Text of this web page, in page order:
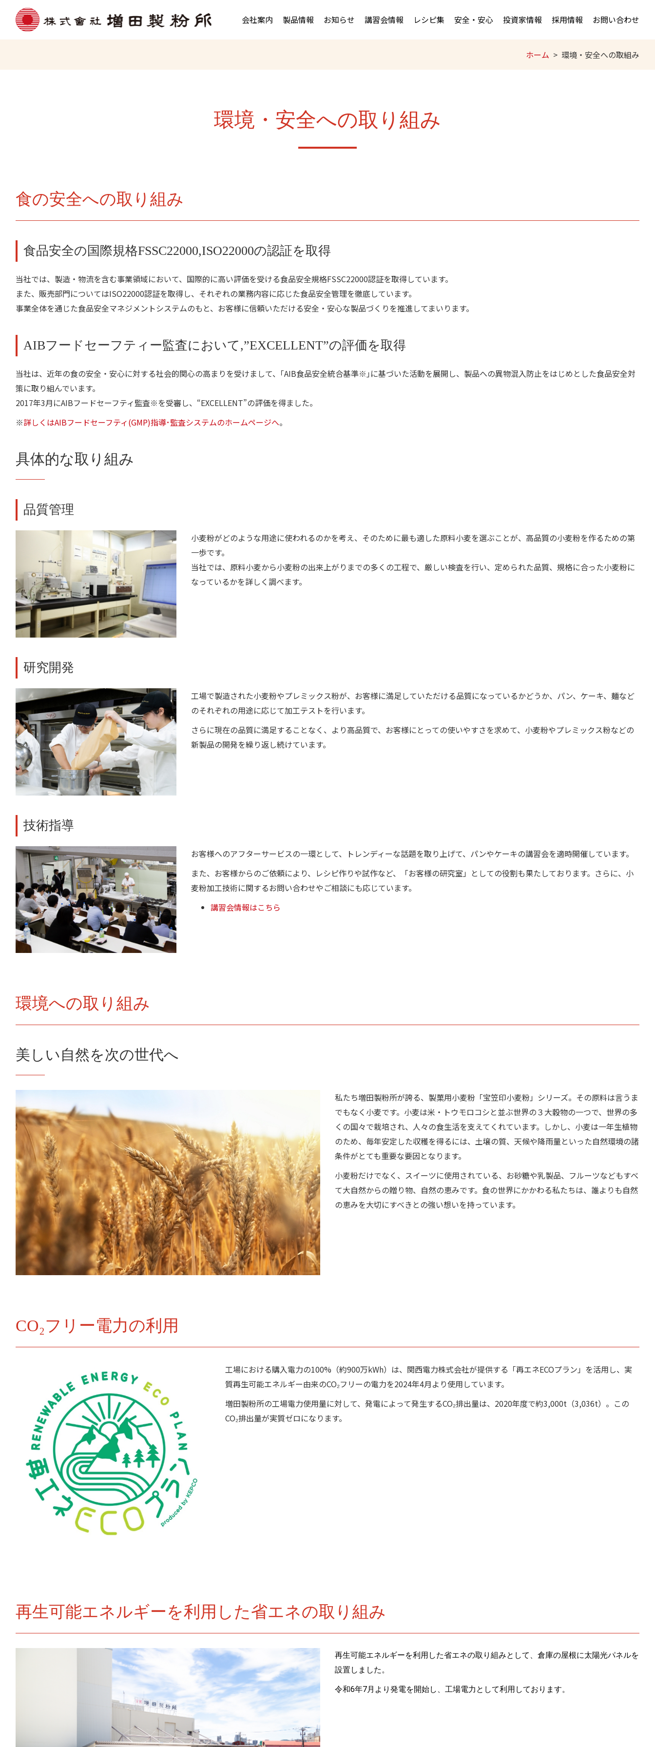
会社案内 製品情報 お知らせ 講習会情報 レシピ集 安全・安心 投資家情報 採用情報 お問い合わせ
ホーム 環境・安全への取組み
環境・安全への取り組み
食の安全への取り組み
食品安全の国際規格FSSC22000,ISO22000の認証を取得
当社では、製造・物流を含む事業領域において、国際的に高い評価を受ける食品安全規格FSSC22000認証を取得しています。
また、販売部門についてはISO22000認証を取得し、それぞれの業務内容に応じた食品安全管理を徹底しています。
事業全体を通じた食品安全マネジメントシステムのもと、お客様に信頼いただける安全・安心な製品づくりを推進してまいります。
AIBフードセーフティー監査において,”EXCELLENT”の評価を取得
当社は、近年の食の安全・安心に対する社会的関心の高まりを受けまして、｢AIB食品安全統合基準※｣に基づいた活動を展開し、製品への異物混入防止をはじめとした食品安全対
策に取り組んでいます。
2017年3月にAIBフードセーフティ監査※を受審し、“EXCELLENT”の評価を得ました。
※詳しくはAIBフードセーフティ(GMP)指導･監査システムのホームページへ。
具体的な取り組み
品質管理
小麦粉がどのような用途に使われるのかを考え、そのために最も適した原料小麦を選ぶことが、高品質の小麦粉を作るための第
一歩です。
当社では、原料小麦から小麦粉の出来上がりまでの多くの工程で、厳しい検査を行い、定められた品質、規格に合った小麦粉に
なっているかを詳しく調べます。
研究開発
工場で製造された小麦粉やプレミックス粉が、お客様に満足していただける品質になっているかどうか、パン、ケーキ、麺など
のそれぞれの用途に応じて加工テストを行います。
さらに現在の品質に満足することなく、より高品質で、お客様にとっての使いやすさを求めて、小麦粉やプレミックス粉などの
新製品の開発を繰り返し続けています。
技術指導
お客様へのアフターサービスの一環として、トレンディーな話題を取り上げて、パンやケーキの講習会を適時開催しています。
また、お客様からのご依頼により、レシピ作りや試作など、「お客様の研究室」としての役割も果たしております。さらに、小
麦粉加工技術に関するお問い合わせやご相談にも応じています。
講習会情報はこちら
環境への取り組み
美しい自然を次の世代へ
私たち増田製粉所が誇る、製菓用小麦粉「宝笠印小麦粉」シリーズ。その原料は言うま
でもなく小麦です。小麦は米・トウモロコシと並ぶ世界の３大穀物の一つで、世界の多
くの国々で栽培され、人々の食生活を支えてくれています。しかし、小麦は一年生植物
のため、毎年安定した収穫を得るには、土壌の質、天候や降雨量といった自然環境の諸
条件がとても重要な要因となります。
小麦粉だけでなく、スイーツに使用されている、お砂糖や乳製品、フルーツなどもすべ
て大自然からの贈り物、自然の恵みです。食の世界にかかわる私たちは、誰よりも自然
の恵みを大切にすべきとの強い想いを持っています。
CO₂フリー電力の利用
工場における購入電力の100%（約900万kWh）は、関西電力株式会社が提供する「再エネECOプラン」を活用し、実
質再生可能エネルギー由来のCO₂フリーの電力を2024年4月より使用しています。
増田製粉所の工場電力使用量に対して、発電によって発生するCO₂排出量は、2020年度で約3,000t（3,036t）。この
CO₂排出量が実質ゼロになります。
再生可能エネルギーを利用した省エネの取り組み
再生可能エネルギーを利用した省エネの取り組みとして、倉庫の屋根に太陽光パネルを
設置しました。
令和6年7月より発電を開始し、工場電力として利用しております。